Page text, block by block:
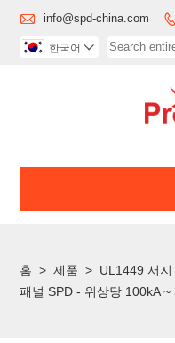
 info@spd-china.com 
한국어 
홈 > 제품 > UL1449 서지
패널 SPD - 위상당 100kA ~